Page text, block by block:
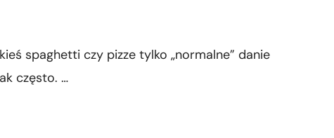
spaghetti czy pizze tylko „normalne” danie
często. …